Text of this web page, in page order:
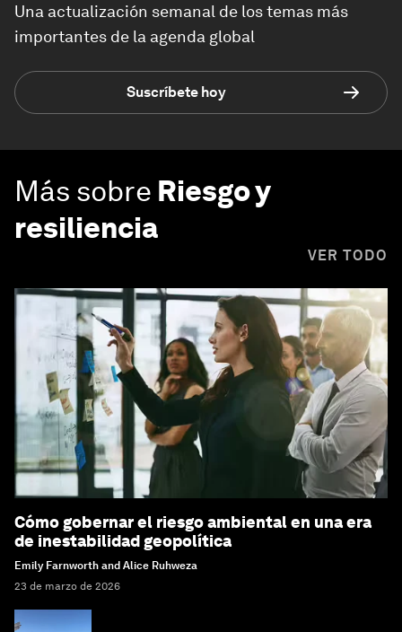
Una actualización semanal de los temas más
importantes de la agenda global
Suscríbete hoy
Más sobre Riesgo y
resiliencia
VER TODO
Cómo gobernar el riesgo ambiental en una era
de inestabilidad geopolítica
Emily Farnworth and Alice Ruhweza
23 de marzo de 2026